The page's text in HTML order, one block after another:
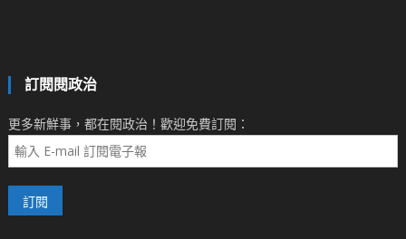
訂閱閱政治
更多新鮮事，都在閱政治！歡迎免費訂閱：